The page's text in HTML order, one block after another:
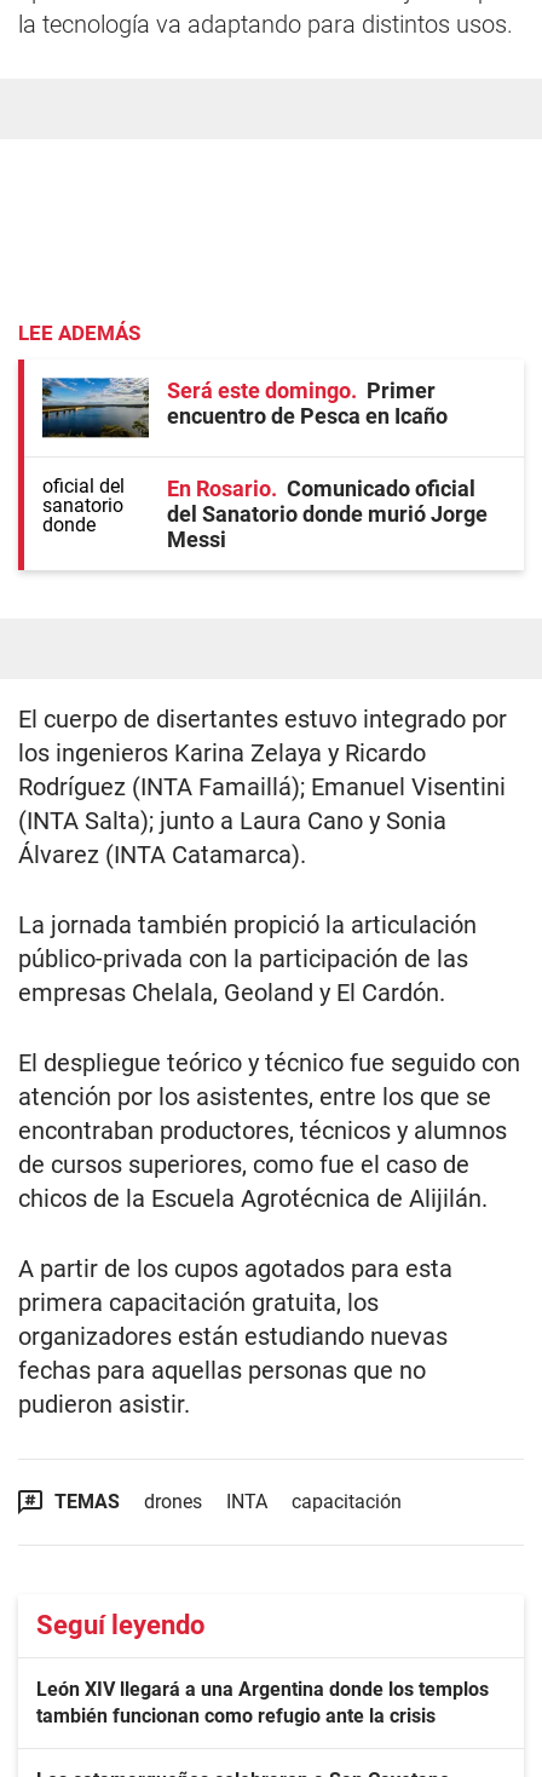
la tecnología va adaptando para distintos usos.
LEE ADEMÁS
Será este domingo
Primer
encuentro de Pesca en Icaño
En Rosario
Comunicado oficial
del Sanatorio donde murió Jorge
Messi
El cuerpo de disertantes estuvo integrado por
los ingenieros Karina Zelaya y Ricardo
Rodríguez (INTA Famaillá); Emanuel Visentini
(INTA Salta); junto a Laura Cano y Sonia
Álvarez (INTA Catamarca).
La jornada también propició la articulación
público-privada con la participación de las
empresas Chelala, Geoland y El Cardón.
El despliegue teórico y técnico fue seguido con
atención por los asistentes, entre los que se
encontraban productores, técnicos y alumnos
de cursos superiores, como fue el caso de
chicos de la Escuela Agrotécnica de Alijilán.
A partir de los cupos agotados para esta
primera capacitación gratuita, los
organizadores están estudiando nuevas
fechas para aquellas personas que no
pudieron asistir.
TEMAS drones INTA capacitación
Seguí leyendo
León XIV llegará a una Argentina donde los templos
también funcionan como refugio ante la crisis